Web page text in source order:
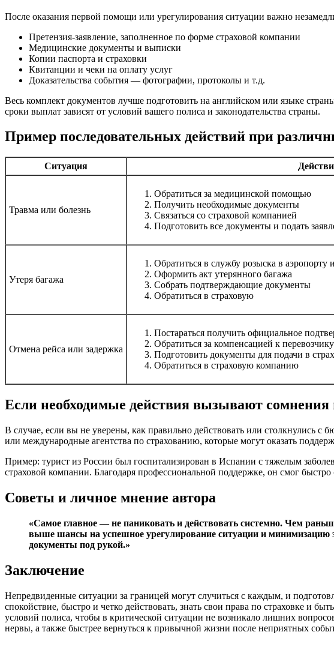
После оказания первой помощи или урегулирования ситуации важно
Претензия-заявление, заполненное по форме страховой компании
Медицинские документы и выписки
Копии паспорта и страховки
Квитанции и чеки на оплату услуг
Доказательства события — фотографии, протоколы и т.д.
Весь комплект документов лучше подготовить на английском или языке
сроки выплат зависят от условий вашего полиса и законодательства страны.
Пример последовательных действий при
Ситуация
Травма или болезнь
Обратиться за медицинской помощью
Получить необходимые документы
Связаться со страховой компанией
Подготовить все документы и подать
Утеря багажа
Обратиться в службу розыска в аэропорту
Оформить акт утерянного багажа
Собрать подтверждающие документы
Обратиться в страховую
Отмена рейса или задержка
Постараться получить официальное
Обратиться за компенсацией к перевозчику
Подготовить документы для подачи в
Обратиться в страховую компанию
Если необходимые действия вызывают сомнения
В случае, если вы не уверены, как правильно действовать или столкнулись
или международные агентства по страхованию, которые могут оказать
Пример: турист из России был госпитализирован в Испании с тяжелым
страховой компании. Благодаря профессиональной поддержке, он смог
Советы и личное мнение автора
«Самое главное — не паниковать и действовать системно. Чем
выше шансы на успешное урегулирование ситуации и минимизацию
документы под рукой.»
Заключение
Непредвиденные ситуации за границей могут случиться с каждым, и
спокойствие, быстро и четко действовать, знать свои права по страховке и
условий полиса, чтобы в критической ситуации не возникало лишних
нервы, а также быстрее вернуться к привычной жизни после неприятных